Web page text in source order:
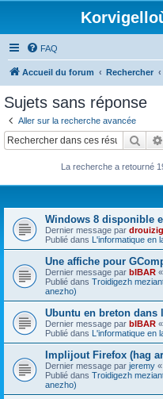
FAQ
Accueil du forum Rechercher
Sujets sans réponse
Aller sur la recherche avancée
La recherche a retourné
Windows 8 disponible
Dernier message par drouizig
Publié dans L'informatique en
Une affiche pour
Dernier message par bIBAR «
Publié dans Troidigezh
anezho)
Ubuntu en breton dans
Dernier message par bIBAR «
Publié dans L'informatique en
Implijout Firefox (hag
Dernier message par jeremy «
Publié dans Troidigezh
anezho)